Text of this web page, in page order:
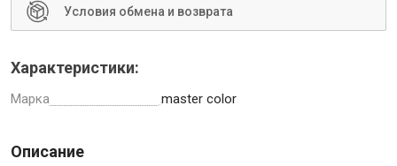
Условия обмена и возврата
Характеристики:
Марка master color
Описание
Инструменты
Малярный инструмент